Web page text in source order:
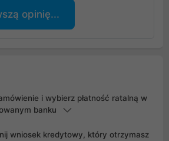
opinię...
i wybierz płatność ratalną w
banku
wniosek kredytowy, który otrzymasz